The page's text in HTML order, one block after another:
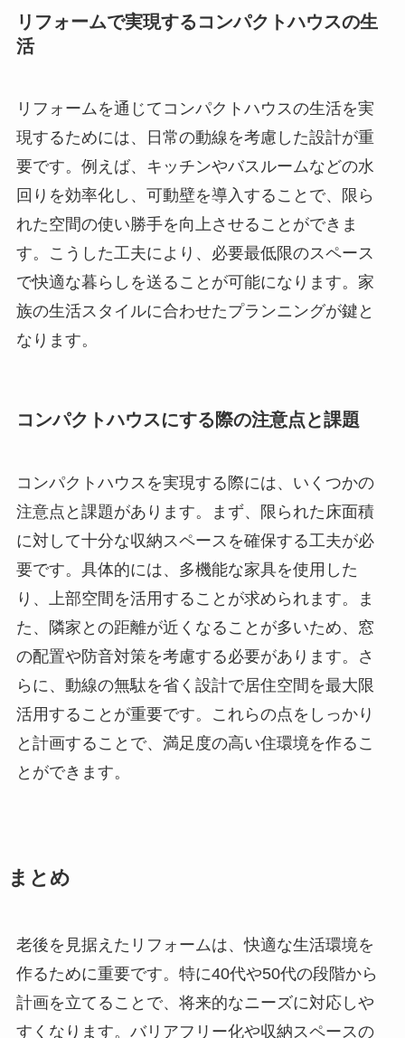
リフォームで実現するコンパクトハウスの生
活
リフォームを通じてコンパクトハウスの生活を実
現するためには、日常の動線を考慮した設計が重
要です。例えば、キッチンやバスルームなどの水
回りを効率化し、可動壁を導入することで、限ら
れた空間の使い勝手を向上させることができま
す。こうした工夫により、必要最低限のスペース
で快適な暮らしを送ることが可能になります。家
族の生活スタイルに合わせたプランニングが鍵と
なります。
コンパクトハウスにする際の注意点と課題
コンパクトハウスを実現する際には、いくつかの
注意点と課題があります。まず、限られた床面積
に対して十分な収納スペースを確保する工夫が必
要です。具体的には、多機能な家具を使用した
り、上部空間を活用することが求められます。ま
た、隣家との距離が近くなることが多いため、窓
の配置や防音対策を考慮する必要があります。さ
らに、動線の無駄を省く設計で居住空間を最大限
活用することが重要です。これらの点をしっかり
と計画することで、満足度の高い住環境を作るこ
とができます。
まとめ
老後を見据えたリフォームは、快適な生活環境を
作るために重要です。特に40代や50代の段階から
計画を立てることで、将来的なニーズに対応しや
すくなります。バリアフリー化や収納スペースの